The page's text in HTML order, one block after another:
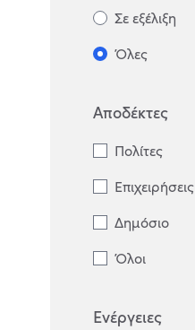
Σε εξέλιξη
Όλες
Αποδέκτες
Πολίτες
Επιχειρήσεις
Δημόσιο
Όλοι
Ενέργειες